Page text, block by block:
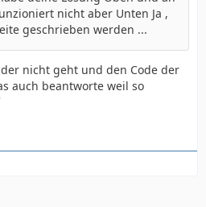
nicht aber Unten Ja ,
geschrieben werden ...
nicht geht und den Code der
auch beantworte weil so